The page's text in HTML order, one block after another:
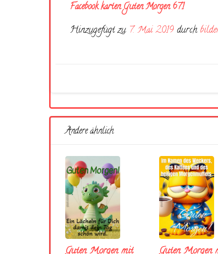
Facebook karten Guten Morgen 671
Hinzugefügt zu 7. Mai 2019 durch
Andere ähnlich
Guten Morgen mit
Guten Morgen